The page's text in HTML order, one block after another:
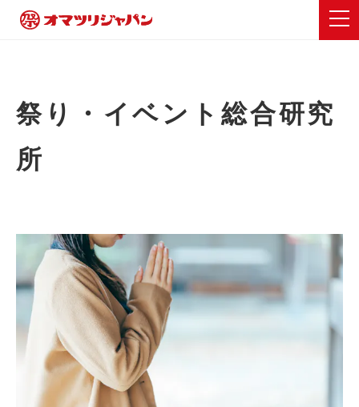
祭り・イベント総合研究
所